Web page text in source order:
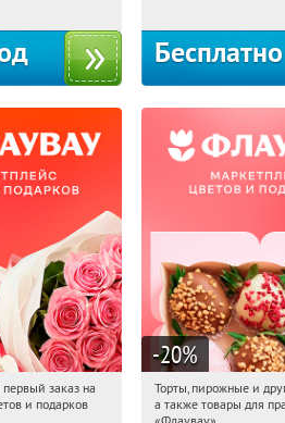
Бесплатно
Получили:
заказ на
и подарков
-20%
17:23:46
Россия
Торты, пирожные и
а также товары для